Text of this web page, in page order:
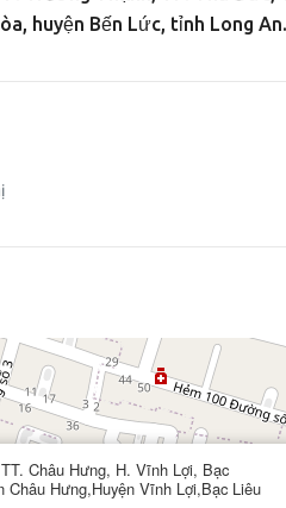
huyện Bến Lức, tỉnh Long An.
Châu Hưng, H. Vĩnh Lợi, Bạc
Châu Hưng,Huyện Vĩnh Lợi,Bạc Liêu